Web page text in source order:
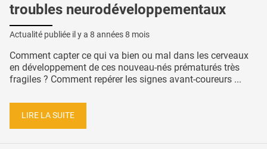
troubles neurodéveloppementaux
Actualité publiée il y a 8 années 8 mois
Comment capter ce qui va bien ou mal dans les cerveaux
en développement de ces nouveau-nés prématurés très
fragiles ? Comment repérer les signes avant-coureurs ...
LIRE LA SUITE